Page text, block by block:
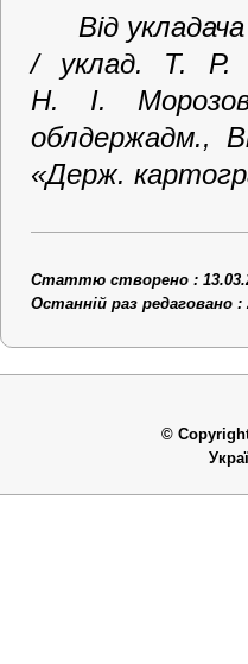
Від
/ уклад. Т. Р.
Н. І.
облдержадм.,
«Держ.
Статтю створено :
Останній раз редаговано :
©